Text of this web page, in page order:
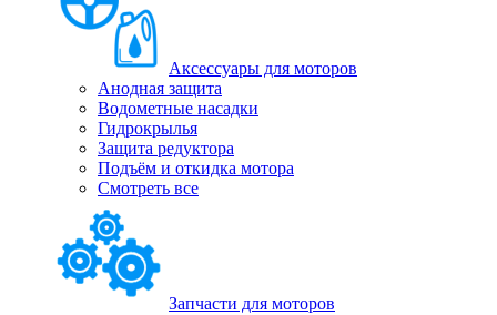
Аксессуары для моторов
Анодная защита
Водометные насадки
Гидрокрылья
Защита редуктора
Подъём и откидка мотора
Смотреть все
Запчасти для моторов